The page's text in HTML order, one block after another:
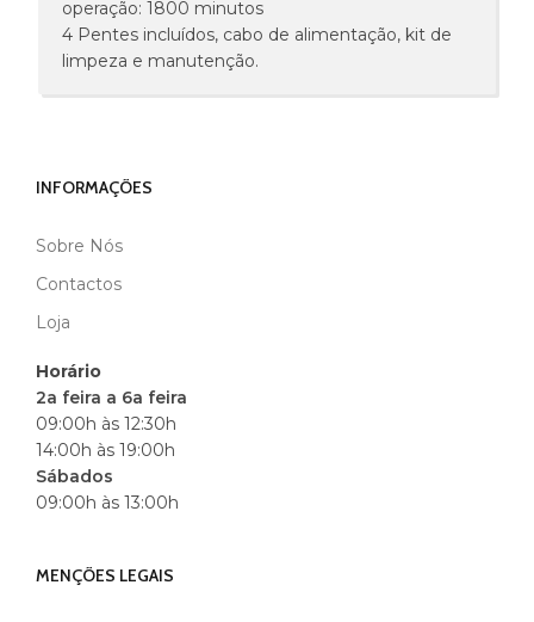
operação: 1800 minutos
4 Pentes incluídos, cabo de alimentação, kit de
limpeza e manutenção.
MARCA
INFORMAÇÕES
Sobre Nós
Contactos
Loja
Horário
2a feira a 6a feira
09:00h às 12:30h
14:00h às 19:00h
Sábados
09:00h às 13:00h
MENÇÕES LEGAIS